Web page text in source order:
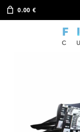
0.00 €